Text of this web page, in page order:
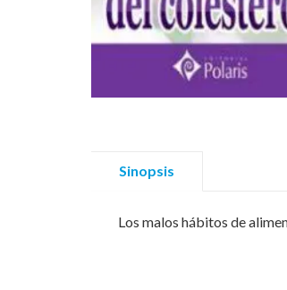
Sinopsis
Los malos hábitos de